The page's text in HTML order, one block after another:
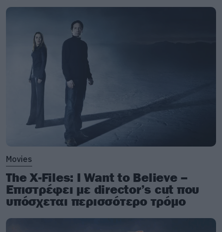
Movies
The X-Files: I Want to Believe –
Επιστρέφει με director’s cut που
υπόσχεται περισσότερο τρόμο